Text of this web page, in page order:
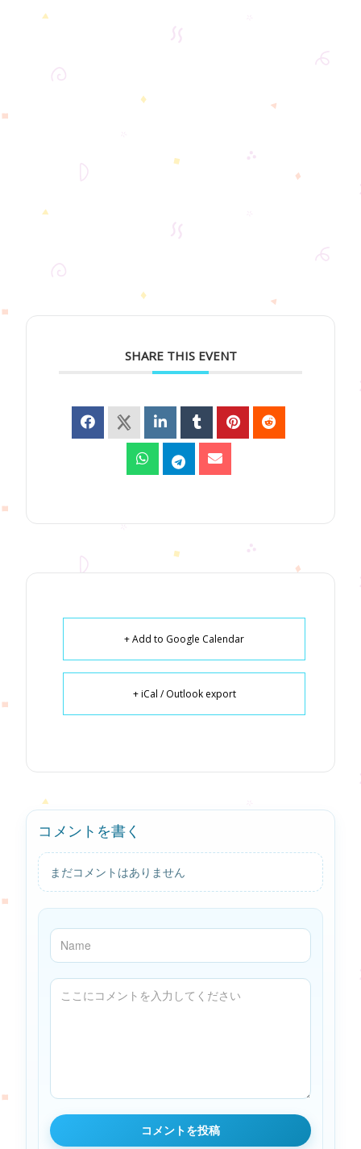
SHARE THIS EVENT
+ Add to Google Calendar
+ iCal / Outlook export
コメントを書く
まだコメントはありません